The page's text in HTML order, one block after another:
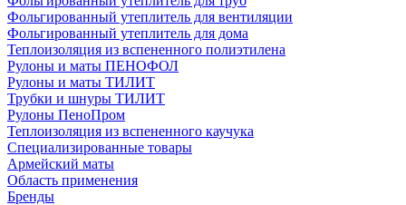
Фольгированный утеплитель для вентиляции
Фольгированный утеплитель для дома
Теплоизоляция из вспененного полиэтилена
Рулоны и маты ПЕНОФОЛ
Рулоны и маты ТИЛИТ
Трубки и шнуры ТИЛИТ
Рулоны ПеноПром
Теплоизоляция из вспененного каучука
Специализированные товары
Армейский маты
Область применения
Бренды